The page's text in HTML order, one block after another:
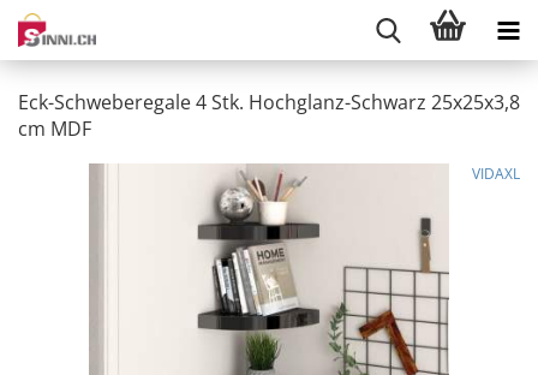
Eck-Schweberegale 4 Stk. Hochglanz-Schwarz 25x25x3,8
cm MDF
VIDAXL